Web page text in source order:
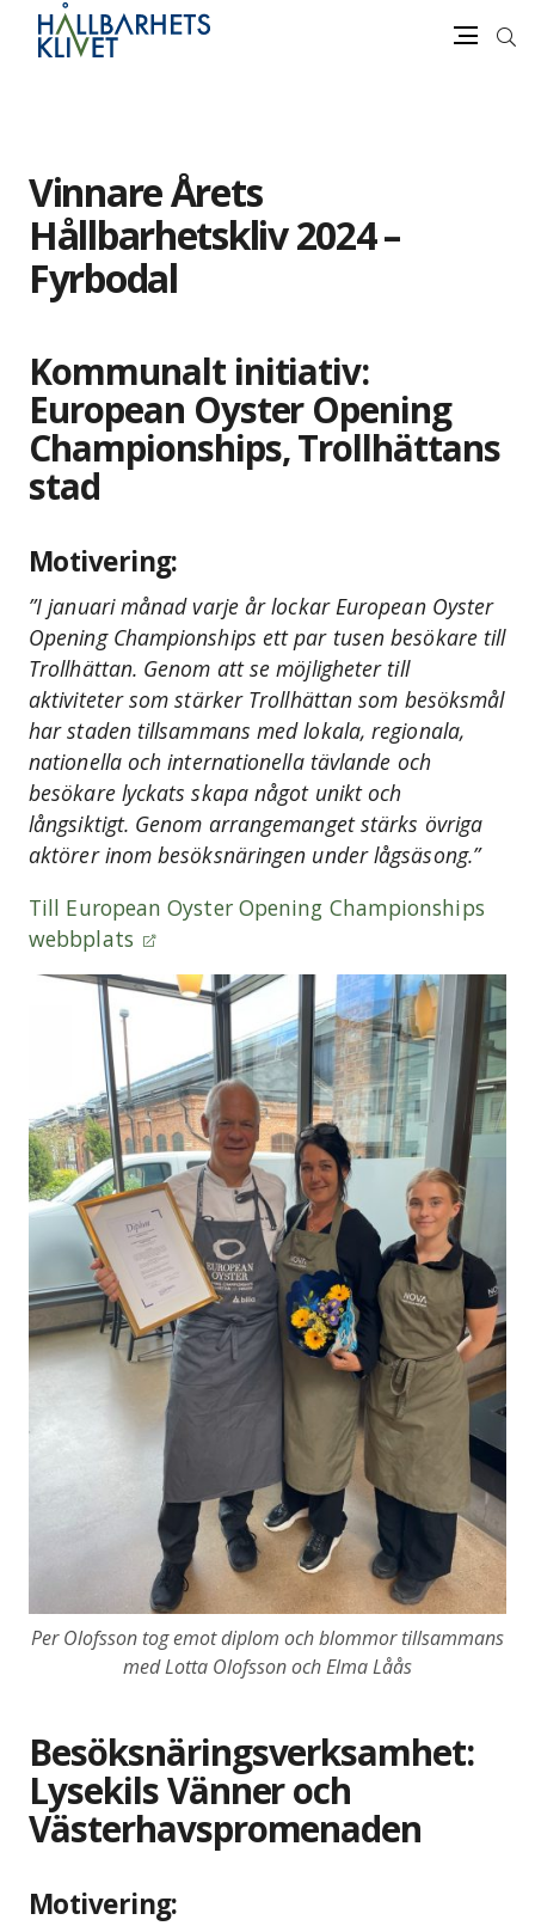
innehåll
Sök
Vinnare Årets
Hållbarhetskliv 2024 –
Fyrbodal
Kommunalt initiativ:
European Oyster Opening
Championships, Trollhättans
stad
Motivering:
”I januari månad varje år lockar European Oyster
Opening Championships ett par tusen besökare till
Trollhättan. Genom att se möjligheter till
aktiviteter som stärker Trollhättan som besöksmål
har staden tillsammans med lokala, regionala,
nationella och internationella tävlande och
besökare lyckats skapa något unikt och
långsiktigt. Genom arrangemanget stärks övriga
aktörer inom besöksnäringen under lågsäsong.”
Till European Oyster Opening Championships
webbplats
Per Olofsson tog emot diplom och blommor tillsammans
med Lotta Olofsson och Elma Låås
Besöksnäringsverksamhet:
Lysekils Vänner och
Västerhavspromenaden
Motivering: